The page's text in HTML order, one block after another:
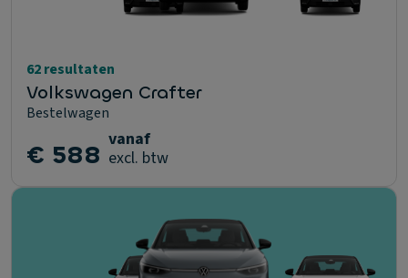
62 resultaten
Volkswagen Crafter
Bestelwagen
€ 588 vanaf
excl. btw